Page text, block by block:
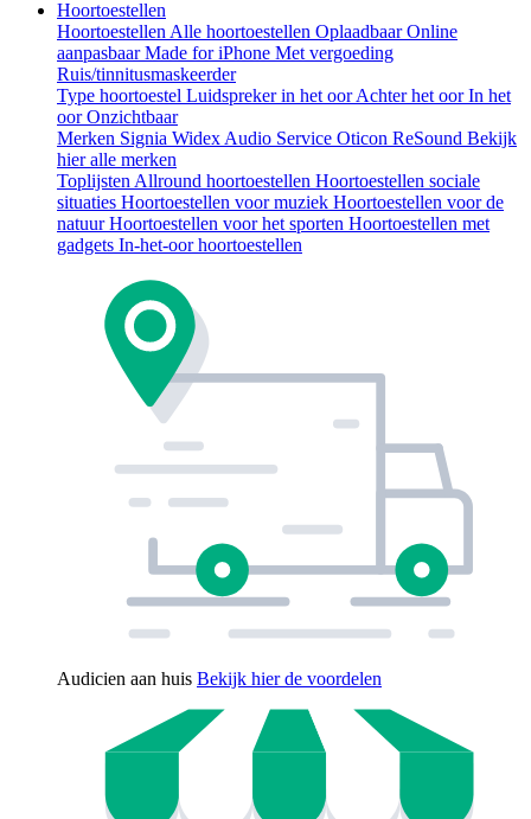
Hoortoestellen
Hoortoestellen Alle hoortoestellen OplaadbaarOnline
aanpasbaarMade for iPhone Met vergoeding
Ruis/tinnitusmaskeerder
Type hoortoestel Luidspreker in het oorAchter het oorIn het
oorOnzichtbaar
Merken Signia Widex Audio Service Oticon ReSound Bekijk
hier alle merken
Toplijsten Allround hoortoestellen Hoortoestellen sociale
situaties Hoortoestellen voor muziek Hoortoestellen voor de
natuurHoortoestellen voor het sporten Hoortoestellen met
gadgets In-het-oor hoortoestellen
Audicien aan huis Bekijk hier de voordelen